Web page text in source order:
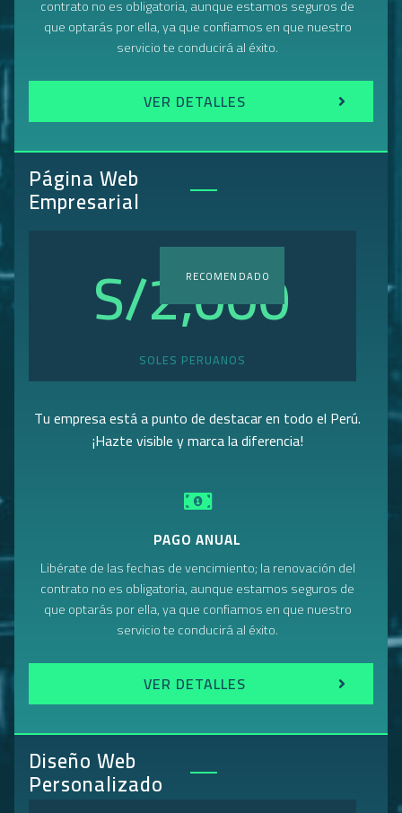
RECOMENDADO
contrato no es obligatoria, aunque estamos seguros de
que optarás por ella, ya que confiamos en que nuestro
servicio te conducirá al éxito.
VER DETALLES
Página Web
Empresarial
S/2,000
SOLES PERUANOS
Tu empresa está a punto de destacar en todo el Perú.
¡Hazte visible y marca la diferencia!
PAGO ANUAL
Libérate de las fechas de vencimiento; la renovación del
contrato no es obligatoria, aunque estamos seguros de
que optarás por ella, ya que confiamos en que nuestro
servicio te conducirá al éxito.
VER DETALLES
Diseño Web
Personalizado